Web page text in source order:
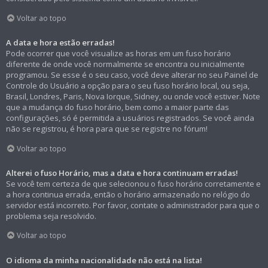
Voltar ao topo
A data e hora estão erradas!
Pode ocorrer que você visualize as horas em um fuso horário
diferente de onde você normalmente se encontra ou inicialmente
programou. Se esse é o seu caso, você deve alterar no seu Painel de
Controle do Usuário a opção para o seu fuso horário local, ou seja,
Brasil, Londres, Paris, Nova Iorque, Sidney, ou onde você estiver. Note
que a mudança do fuso horário, bem como a maior parte das
configurações, só é permitida a usuários registrados. Se você ainda
não se registrou, é hora para que se registre no fórum!
Voltar ao topo
Alterei o fuso Horário, mas a data e hora continuam erradas!
Se você tem certeza de que selecionou o fuso horário corretamente e
a hora continua errada, então o horário armazenado no relógio do
servidor está incorreto. Por favor, contate o administrador para que o
problema seja resolvido.
Voltar ao topo
O idioma da minha nacionalidade não está na lista!